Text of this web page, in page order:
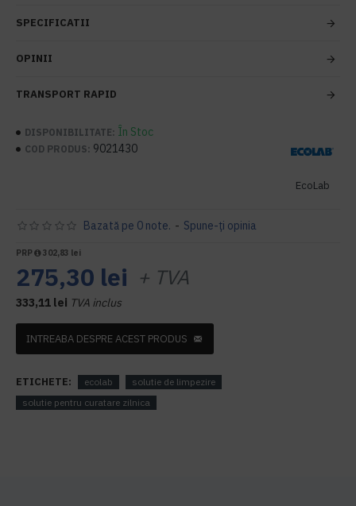
SPECIFICATII
OPINII
TRANSPORT RAPID
DISPONIBILITATE: În Stoc
COD PRODUS: 9021430
EcoLab
Bazată pe 0 note. - Spune-ţi opinia
PRP 302,83 lei
275,30 lei + TVA
333,11 lei TVA inclus
INTREABA DESPRE ACEST PRODUS
ETICHETE: ecolab
solutie de limpezire
solutie pentru curatare zilnica